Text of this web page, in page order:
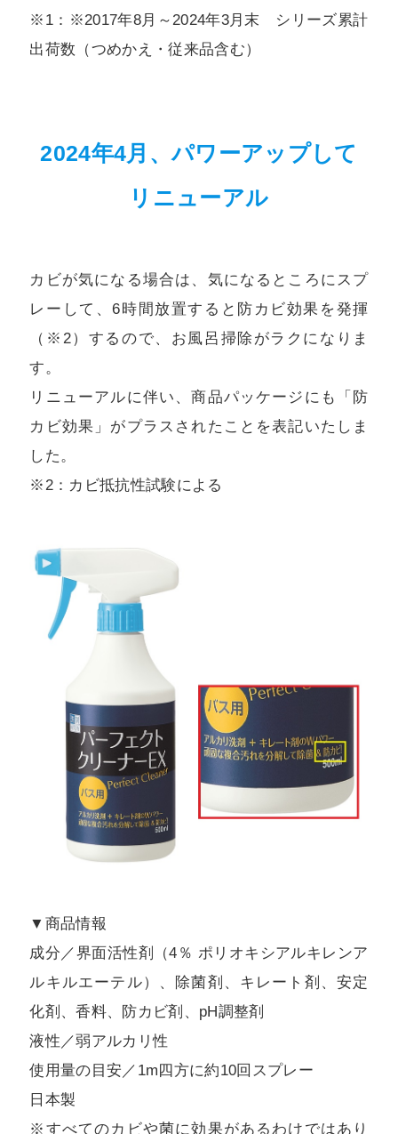
※1：※2017年8月～2024年3月末 シリーズ累計
出荷数（つめかえ・従来品含む）
2024年4月、パワーアップして
リニューアル
カビが気になる場合は、気になるところにスプ
レーして、6時間放置すると防カビ効果を発揮
（※2）するので、お風呂掃除がラクになりま
す。
リニューアルに伴い、商品パッケージにも「防
カビ効果」がプラスされたことを表記いたしま
した。
※2：カビ抵抗性試験による
▼商品情報
成分／界面活性剤（4％ ポリオキシアルキレンア
ルキルエーテル）、除菌剤、キレート剤、安定
化剤、香料、防カビ剤、pH調整剤
液性／弱アルカリ性
使用量の目安／1m四方に約10回スプレー
日本製
※すべてのカビや菌に効果があるわけではあり